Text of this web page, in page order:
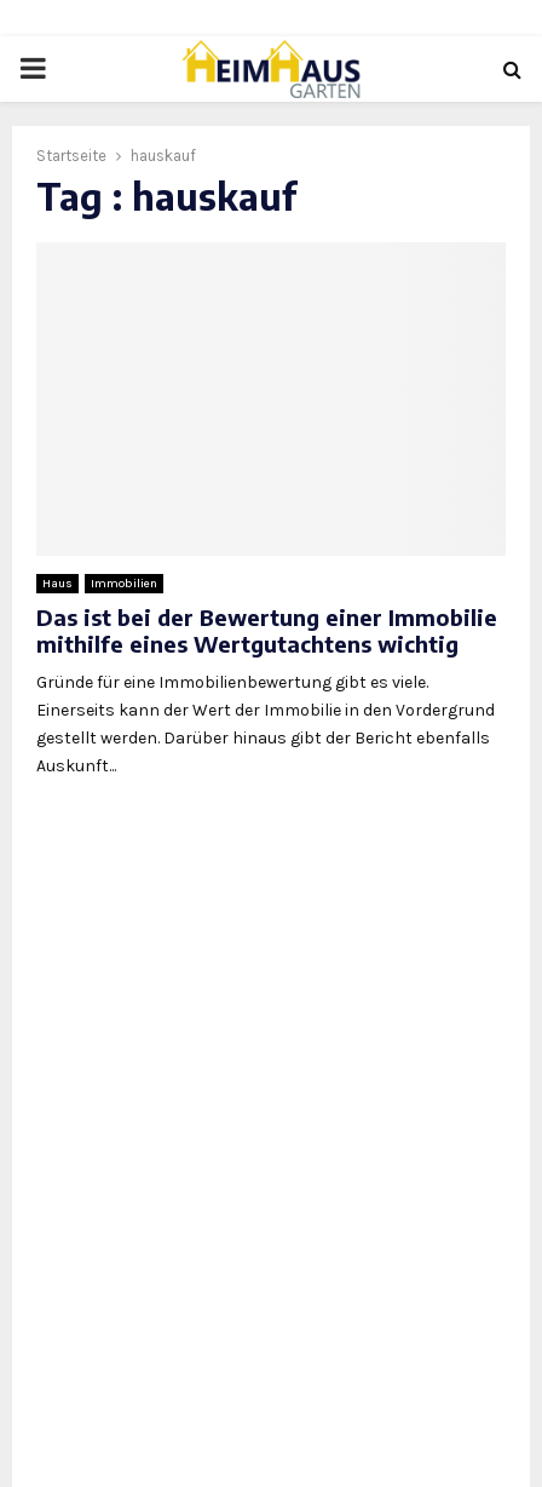
PRIMARY
Startseite hauskauf
Tag : hauskauf
Haus Immobilien
Das ist bei der Bewertung einer Immobilie
mithilfe eines Wertgutachtens wichtig
Gründe für eine Immobilienbewertung gibt es viele.
Einerseits kann der Wert der Immobilie in den Vordergrund
gestellt werden. Darüber hinaus gibt der Bericht ebenfalls
Auskunft...